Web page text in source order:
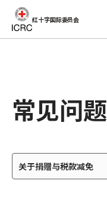
红十字国际委员会
常见问题
关于捐赠与税款减免